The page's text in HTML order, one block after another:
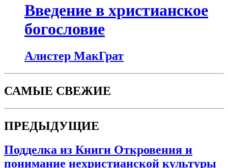
Введение в христианское
богословие
Алистер МакГрат
САМЫЕ СВЕЖИЕ
ПРЕДЫДУЩИЕ
Подделка из Книги Откровения и
понимание нехристианской культуры